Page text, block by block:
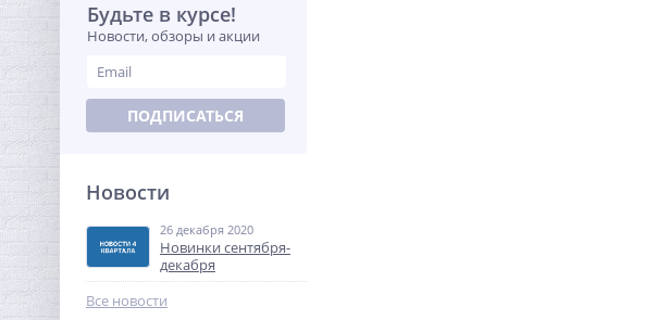
Муфта резьбовая 1" x 1"
(ВР) никель UNI-FITT
329,28
Будьте в курсе!
Новости, обзоры и акции
ПОДПИСАТЬСЯ
Новости
26 декабря 2020
Новинки сентября-
декабря
Все новости